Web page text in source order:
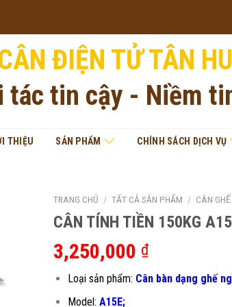
ĐIỆN TỬ TÂN
tác tin cậy - Niềm
THIỆU SẢN PHẨM CHÍNH SÁCH DỊCH VỤ
TRANG CHỦ / TẤT CẢ SẢN PHẨM / CÂN
CÂN TÍNH TIỀN 150KG
3,250,000 ₫
Loại sản phẩm: Cân bàn dạng ghế
Model: A15E;